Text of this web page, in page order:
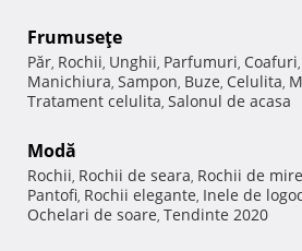
Frumuseţe
Păr, Rochii, Unghii, Parfumuri, Coafuri,
Manichiura, Sampon, Buze, Celulita,
Tratament celulita, Salonul de acasa
Modă
Rochii, Rochii de seara, Rochii de
Pantofi, Rochii elegante, Inele de
Ochelari de soare, Tendinte 2020